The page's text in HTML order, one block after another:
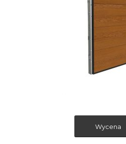
Wycena